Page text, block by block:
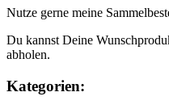
Nutze gerne meine
Du kannst Deine
abholen.
Kategorien: